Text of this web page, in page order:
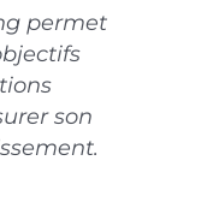
permet
son